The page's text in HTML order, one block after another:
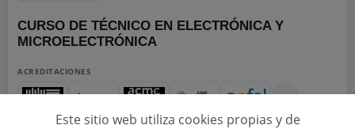
CURSO DE TÉCNICO EN ELECTRÓNICA Y
MICROELECTRÓNICA
ACREDITACIONES
+63
Este sitio web utiliza cookies propias y de